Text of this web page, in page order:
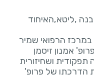
,ליטא,האיחוד
במרכז הרפואי שמיר
אמנון זיסמן
ושחיזורית
הדרכתו של פרופ'